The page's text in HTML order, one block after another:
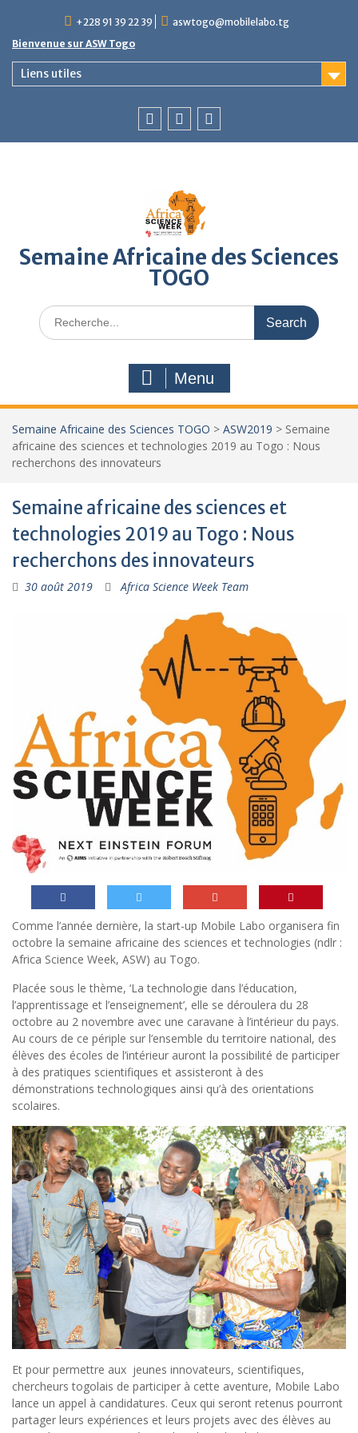
content
+228 91 39 22 39
aswtogo@mobilelabo.tg
Bienvenue sur ASW Togo
Liens utiles
Semaine Africaine des Sciences
TOGO
Search
for:
Menu
Semaine Africaine des Sciences TOGO > ASW2019 > Semaine
africaine des sciences et technologies 2019 au Togo : Nous
recherchons des innovateurs
Semaine africaine des sciences et
technologies 2019 au Togo : Nous
recherchons des innovateurs
30 août 2019 Africa Science Week Team
Comme l’année dernière, la start-up Mobile Labo organisera fin
octobre la semaine africaine des sciences et technologies (ndlr :
Africa Science Week, ASW) au Togo.
Placée sous le thème, ‘La technologie dans l’éducation,
l’apprentissage et l’enseignement’, elle se déroulera du 28
octobre au 2 novembre avec une caravane à l’intérieur du pays.
Au cours de ce périple sur l’ensemble du territoire national, des
élèves des écoles de l’intérieur auront la possibilité de participer
à des pratiques scientifiques et assisteront à des
démonstrations technologiques ainsi qu’à des orientations
scolaires.
Et pour permettre aux jeunes innovateurs, scientifiques,
chercheurs togolais de participer à cette aventure, Mobile Labo
lance un appel à candidatures. Ceux qui seront retenus pourront
partager leurs expériences et leurs projets avec des élèves au